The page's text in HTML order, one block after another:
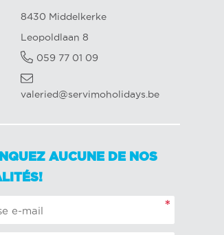
8430 Middelkerke
Leopoldlaan 8
059 77 01 09
valeried@servimoholidays.be
AUCUNE DE NOS
*